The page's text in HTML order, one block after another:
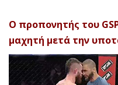
Ο προπονητής του
μαχητή μετά την